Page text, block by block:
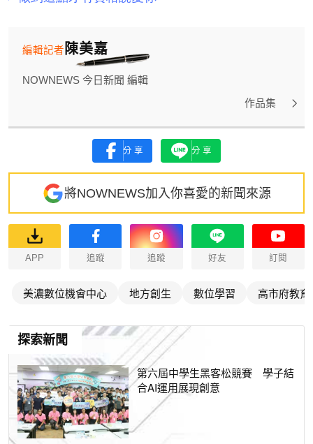
陳美嘉
編輯記者
NOWNEWS 今日新聞 編輯
作品集
分享 分享
將NOWNEWS加入你喜愛的新聞來源
APP 追蹤 追蹤 好友 訂閱
美濃數位機會中心 地方創生 數位學習 高市府教育
探索新聞
第六屆中學生黑客松競賽 學子結
合AI運用展現創意